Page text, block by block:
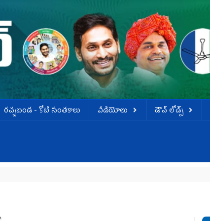
ర‌చ్చ‌బండ‌ - కోటి సంత‌కాలు వీడియోలు డౌన్ లోడ్స్